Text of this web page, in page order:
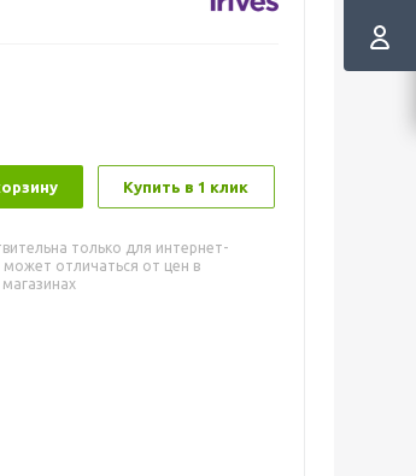
Купить в 1 клик
только для интернет-
может отличаться от цен в